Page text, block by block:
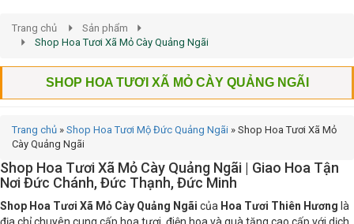
Trang chủ
Sản phẩm
Shop Hoa Tươi Xã Mỏ Cày Quảng Ngãi
SHOP HOA TƯƠI XÃ MỎ CÀY QUẢNG NGÃI
Trang chủ » Shop Hoa Tươi Mộ Đức Quảng Ngãi » Shop Hoa Tươi Xã Mỏ
Cày Quảng Ngãi
Shop Hoa Tươi Xã Mỏ Cày Quảng Ngãi | Giao Hoa Tận
Nơi Đức Chánh, Đức Thạnh, Đức Minh
Shop Hoa Tươi Xã Mỏ Cày Quảng Ngãi của Hoa Tươi Thiên Hương là
địa chỉ chuyên cung cấp hoa tươi, điện hoa và quà tặng cao cấp với dịch